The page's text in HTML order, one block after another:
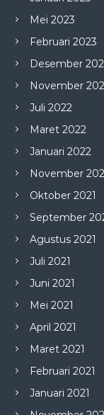
Mei 2023
Februari 2023
Desember
November
Juli 2022
Maret 2022
Januari 2022
November
Oktober 2021
September
Agustus 2021
Juli 2021
Juni 2021
Mei 2021
April 2021
Maret 2021
Februari 2021
Januari 2021